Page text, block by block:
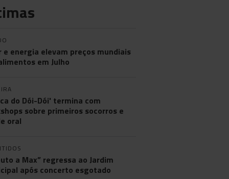
e energia elevam preços mundiais
em Julho
do Dói-Dói' termina com
sobre primeiros socorros e
oral
a Max” regressa ao Jardim
após concerto esgotado